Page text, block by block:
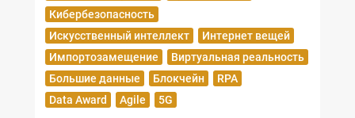
Кибербезопасность
Искусственный интеллект
Интернет вещей
Импортозамещение
Виртуальная реальность
Большие данные
Блокчейн
RPA
Data Award
Agile 5G